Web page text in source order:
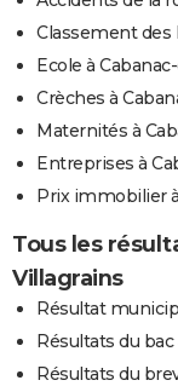
Classement des
Ecole à
Crèches à
Maternités à
Entreprises à
Prix immobilier
Tous les
Villagrains
Résultat
Résultats du
Résultats du